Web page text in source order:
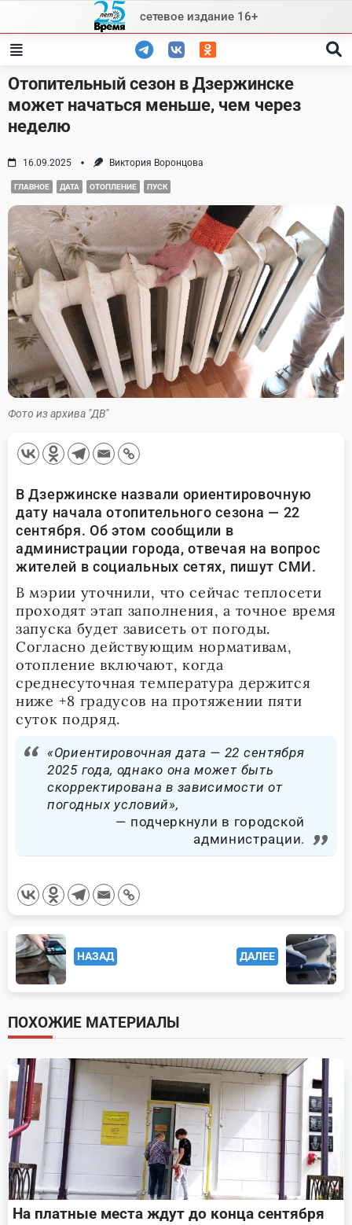
content
сетевое издание 16+
Отопительный сезон в Дзержинске
может начаться меньше, чем через
неделю
16.09.2025 Виктория Воронцова
ГЛАВНОЕ ДАТА ОТОПЛЕНИЕ ПУСК
Фото из архива "ДВ"
В Дзержинске назвали ориентировочную
дату начала отопительного сезона — 22
сентября. Об этом сообщили в
администрации города, отвечая на вопрос
жителей в социальных сетях, пишут СМИ.
В мэрии уточнили, что сейчас теплосети
проходят этап заполнения, а точное время
запуска будет зависеть от погоды.
Согласно действующим нормативам,
отопление включают, когда
среднесуточная температура держится
ниже +8 градусов на протяжении пяти
суток подряд.
«Ориентировочная дата — 22 сентября
2025 года, однако она может быть
скорректирована в зависимости от
погодных условий»,
подчеркнули в городской
администрации.
<span
class="nav-
subtitle
screen-
reader-
text">Page</span>
НАЗАД ДАЛЕЕ
ПОХОЖИЕ МАТЕРИАЛЫ
На платные места ждут до конца сентября